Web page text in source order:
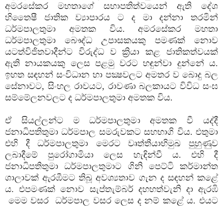
අමරසේකර මහතාගේ සභාපතිත්වයෙන් ඇති දේශ
හිතෛෂී ජාතික ව්‍යාපාරය ට ද මා දන්නා තරමින්
ධර්මපාලතුමා අමතක විය. අමරසේකර මහතා
ධර්මපාලතුමා බෞද්ධ උපාසකයකු පමණක් නොව
යටත්විජිතවාදීන්ට විරුද්ධ ව ක්‍රියා කළ ජාතිකත්වයක්
ඇති නායකයකු ලෙස පළමු වරට හඳුන්වා දුන්නේ ය.
ඉහත සඳහන් සංවිධාන හා පක්‍ෂවලට අමතර ව බොදු බල
සේනාවට, සිංහල රාවයට, රාවණා බලකායට විවිධ සංඝ
සම්මේලනවලට ද ධර්මපාලතුමා අමතක විය.
ඒ සියල්ලන්ට ම ධර්මපාලතුමා අමතක වී යද්දී
ජනාධිපතිතුමා ධර්මපාල සමරුවකට සහභාගි විය. එතුමා
එහි දී ධර්මපාලතුමා මෙරට වෘත්තීයාභිමුඛ පුහුණුව
ලබාදීමේ පුරෝගාමියා ලෙස හැඳින්වී ය. එහි දී
ජනාධිපතිතුමා ධර්මපාලතුමාට ගිනි පෙට්ටි කර්මාන්ත
ශාලාවක් ඇරඹීමට තිබූ අවශ්‍යතාව ගැන ද සඳහන් කළේ
ය. එපමණක් නොව සැප්තැම්බර් දහහත්වැනි දා ඇරඹි
මෙම වසර ධර්මපාල වසර ලෙස ද නම් කළේ ය. එයට